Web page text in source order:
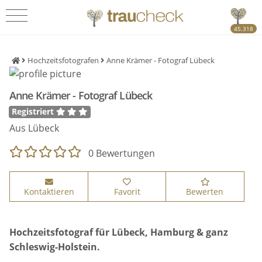
45.318
Hochzeitsfotografen Anne Krämer - Fotograf Lübeck
Anne Krämer - Fotograf Lübeck
Registriert
Aus Lübeck
0 Bewertungen
Kontaktieren Favorit Bewerten
Hochzeitsfotograf für Lübeck, Hamburg & ganz
Schleswig-Holstein.